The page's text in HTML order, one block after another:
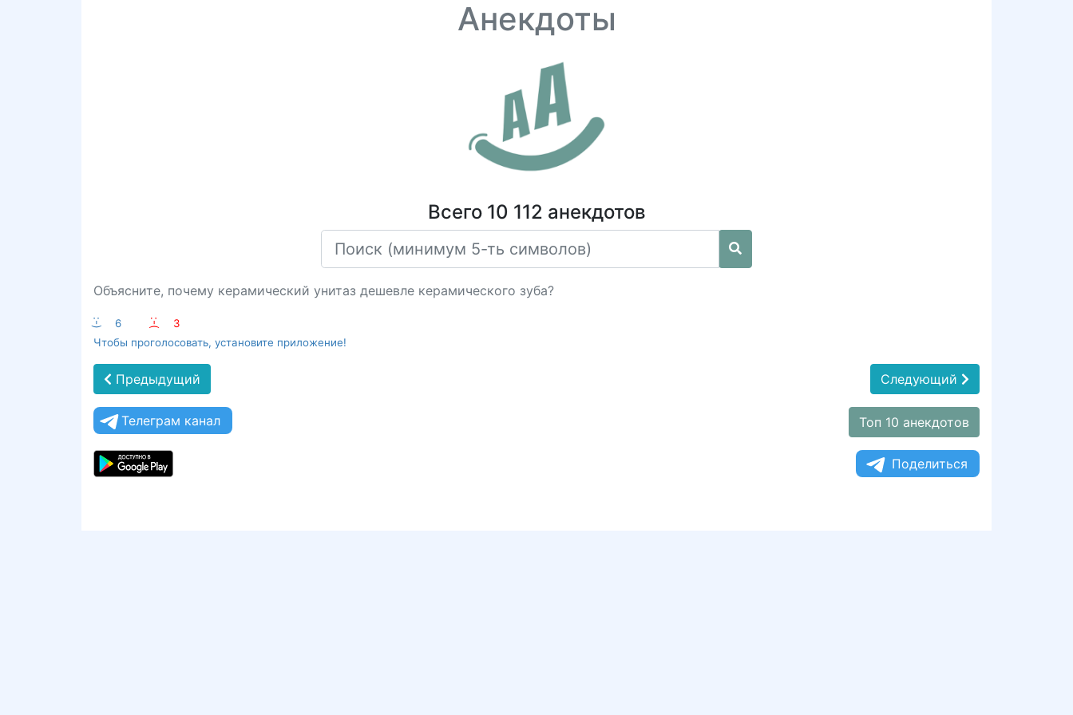
Анекдоты
Всего 10 112 анекдотов
Объясните, почему керамический унитаз дешевле керамического зуба?
:-) 6 :-(
3
Чтобы проголосовать, установите приложение!
Предыдущий Следующий
Телеграм канал Топ 10 анекдотов
Поделиться